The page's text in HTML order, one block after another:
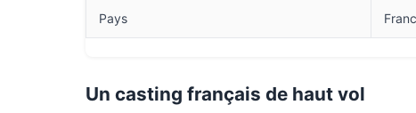
Pays
Un casting français de haut vol